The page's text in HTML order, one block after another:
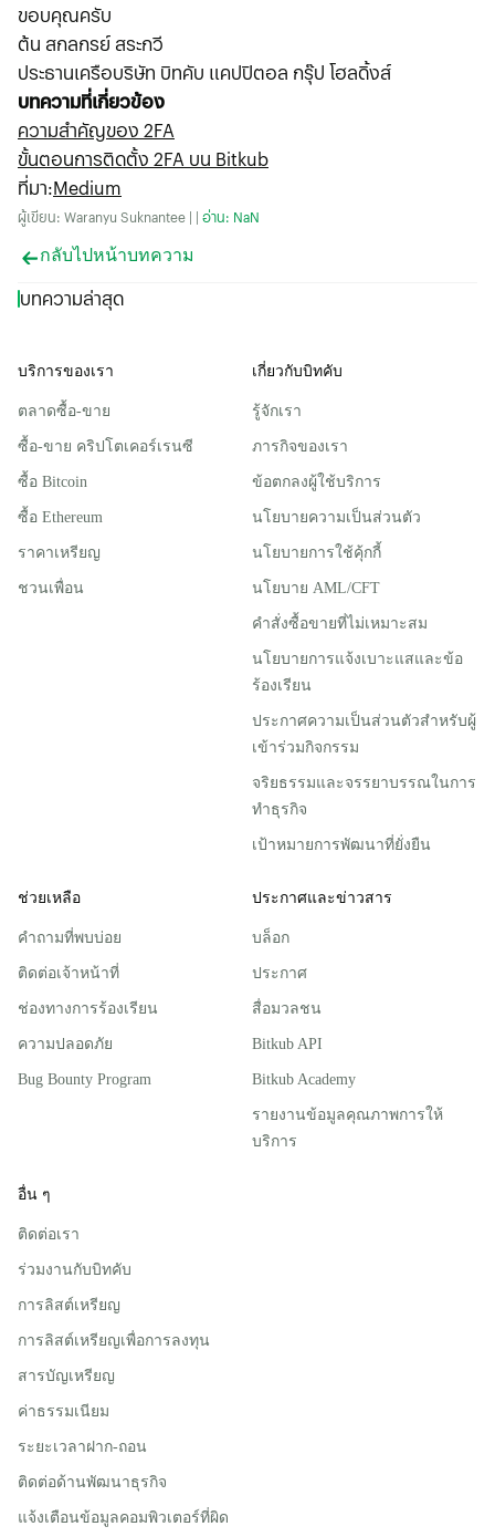
ขอบคุณครับ
ต้น สกลกรย์ สระกวี
ประธานเครือบริษัท บิทคับ แคปปิตอล กรุ๊ป โฮลดิ้งส์
บทความที่เกี่ยวข้อง
ความสำคัญของ 2FA
ขั้นตอนการติดตั้ง 2FA บน Bitkub
ที่มา:Medium
ผู้เขียน: Waranyu Suknantee | | อ่าน: NaN
กลับไปหน้าบทความ
บทความล่าสุด
บริการของเรา
ตลาดซื้อ-ขาย
ซื้อ-ขาย คริปโตเคอร์เรนซี
ซื้อ Bitcoin
ซื้อ Ethereum
ราคาเหรียญ
ชวนเพื่อน
เกี่ยวกับบิทคับ
รู้จักเรา
ภารกิจของเรา
ข้อตกลงผู้ใช้บริการ
นโยบายความเป็นส่วนตัว
นโยบายการใช้คุ้กกี้
นโยบาย AML/CFT
คำสั่งซื้อขายที่ไม่เหมาะสม
นโยบายการแจ้งเบาะแสและข้อ
ร้องเรียน
ประกาศความเป็นส่วนตัวสําหรับผู้
เข้าร่วมกิจกรรม
จริยธรรมและจรรยาบรรณในการ
ทำธุรกิจ
เป้าหมายการพัฒนาที่ยั่งยืน
ช่วยเหลือ
คำถามที่พบบ่อย
ติดต่อเจ้าหน้าที่
ช่องทางการร้องเรียน
ความปลอดภัย
Bug Bounty Program
ประกาศและข่าวสาร
บล็อก
ประกาศ
สื่อมวลชน
Bitkub API
Bitkub Academy
รายงานข้อมูลคุณภาพการให้
บริการ
อื่น ๆ
ติดต่อเรา
ร่วมงานกับบิทคับ
การลิสต์เหรียญ
การลิสต์เหรียญเพื่อการลงทุน
สารบัญเหรียญ
ค่าธรรมเนียม
ระยะเวลาฝาก-ถอน
ติดต่อด้านพัฒนาธุรกิจ
แจ้งเตือนข้อมูลคอมพิวเตอร์ที่ผิด